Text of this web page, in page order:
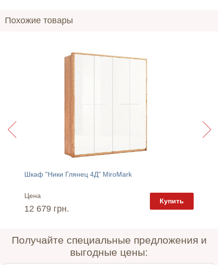
Похожие товары
Шкаф "Ники Глянец 4Д" MiroMark
Цена
12 679 грн.
Купить
Получайте специальные предложения и
выгодные цены: